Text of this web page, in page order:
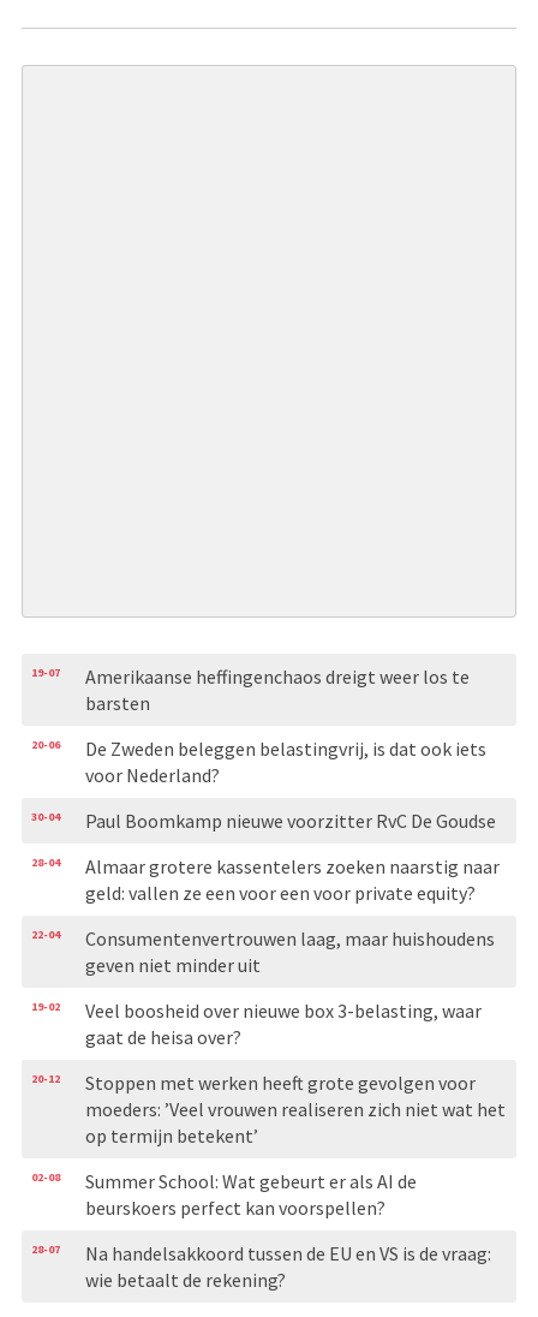
19-07
Amerikaanse heffingenchaos dreigt weer los te
barsten
20-06
De Zweden beleggen belastingvrij, is dat ook iets
voor Nederland?
30-04 Paul Boomkamp nieuwe voorzitter RvC De Goudse
28-04
Almaar grotere kassentelers zoeken naarstig naar
geld: vallen ze een voor een voor private equity?
22-04
Consumentenvertrouwen laag, maar huishoudens
geven niet minder uit
19-02
Veel boosheid over nieuwe box 3-belasting, waar
gaat de heisa over?
20-12
Stoppen met werken heeft grote gevolgen voor
moeders: ’Veel vrouwen realiseren zich niet wat het
op termijn betekent’
02-08
Summer School: Wat gebeurt er als AI de
beurskoers perfect kan voorspellen?
28-07
Na handelsakkoord tussen de EU en VS is de vraag:
wie betaalt de rekening?